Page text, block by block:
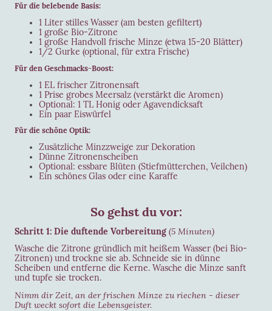
Für die belebende Basis:
1 Liter stilles Wasser (am besten gefiltert)
1 große Bio-Zitrone
1 große Handvoll frische Minze (etwa 15-20 Blätter)
1/2 Gurke (optional, für extra Frische)
Für den Geschmacks-Boost:
1 EL frischer Zitronensaft
1 Prise grobes Meersalz (verstärkt die Aromen)
Optional: 1 TL Honig oder Agavendicksaft
Ein paar Eiswürfel
Für die schöne Optik:
Zusätzliche Minzzweige zur Dekoration
Dünne Zitronenscheiben
Optional: essbare Blüten (Stiefmütterchen, Veilchen)
Ein schönes Glas oder eine Karaffe
So gehst du vor:
Schritt 1: Die duftende Vorbereitung (5 Minuten)
Wasche die Zitrone gründlich mit heißem Wasser (bei Bio-
Zitronen) und trockne sie ab. Schneide sie in dünne
Scheiben und entferne die Kerne. Wasche die Minze sanft
und tupfe sie trocken.
Nimm dir Zeit, an der frischen Minze zu riechen - dieser
Duft weckt sofort die Lebensgeister.